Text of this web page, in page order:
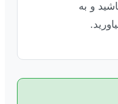
و به